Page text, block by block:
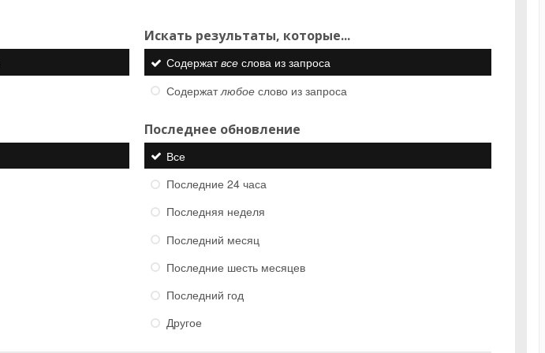
Искать результаты, которые...
Содержатвсеслова из запроса
Содержатлюбоеслово из запроса
Последнее обновление
Все
Последние 24 часа
Последняя неделя
Последний месяц
Последние шесть месяцев
Последний год
Другое